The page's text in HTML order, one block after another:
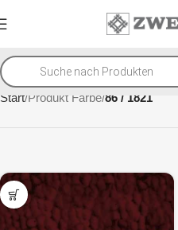
Start Produkt Farbe 86 / 1821